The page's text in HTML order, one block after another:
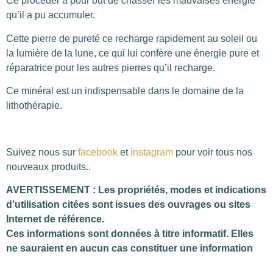
qu’il a pu accumuler.
Cette pierre de pureté ce recharge rapidement au soleil ou
la lumière de la lune, ce qui lui confère une énergie pure et
réparatrice pour les autres pierres qu’il recharge.
Ce minéral est un indispensable dans le domaine de la
lithothérapie.
Suivez nous sur facebook et instagram pour voir tous nos
nouveaux produits..
AVERTISSEMENT : Les propriétés, modes et indications
d’utilisation citées sont issues des ouvrages ou sites
Internet de référence.
Ces informations sont données à titre informatif. Elles
ne sauraient en aucun cas constituer une information